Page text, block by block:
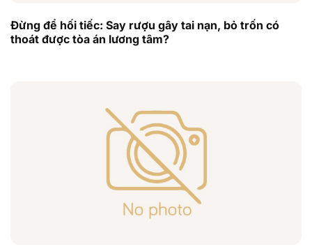
Đừng để hối tiếc: Say rượu gây tai nạn, bỏ trốn có
thoát được tòa án lương tâm?